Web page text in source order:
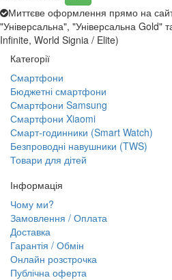
Миттєве оформлення прямо на
"Універсальна", "Універсальна Gold"
Infinite, World Signia / Elite)
Категорії
Смартфони
Бюджетні смартфони
Смартфони Samsung
Смартфони Xiaomi
Смарт-годинники (Smart Watch)
Безпроводні навушники (TWS)
Товари для дітей
Інформація
Чому ми?
Замовлення / Оплата
Доставка
Гарантія / Обмін
Онлайн розстрочка
Публічна оферта